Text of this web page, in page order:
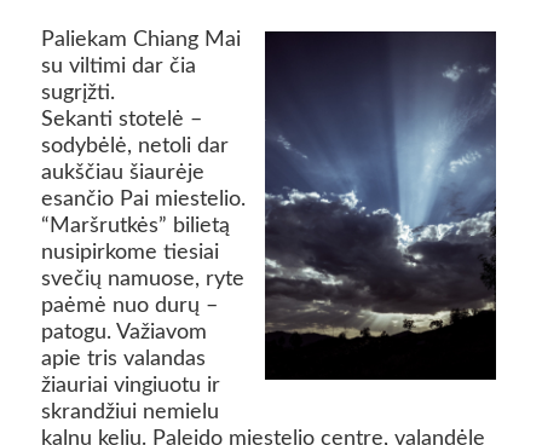
Paliekam Chiang Mai
su viltimi dar čia
sugrįžti.
Sekanti stotelė –
sodybėlė, netoli dar
aukščiau šiaurėje
esančio Pai miestelio.
“Maršrutkės” bilietą
nusipirkome tiesiai
svečių namuose, ryte
paėmė nuo durų –
patogu. Važiavom
apie tris valandas
žiauriai vingiuotu ir
skrandžiui nemielu
kalnų keliu. Paleido miestelio centre, valandėlę